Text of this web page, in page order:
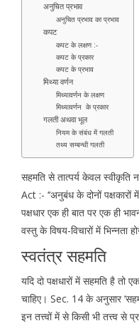
अनुचित प्रभाव
अनुचित प्रभाव का प्रभाव
कपट
कपट के लक्षण :-
कपट के प्रकार
कपट के प्रभाव
मिथ्या वर्णन
मिथ्यावर्णन के लक्षण
मिथ्यावर्णन के प्रकार
गलती अथवा भूल
नियम के संबंध में गलती
तथ्य सम्बन्धी गलती
सहमति से तात्पर्य केवल
Act :- ‘‘अनुबंध के दोनों
पक्षधार एक ही बात पर एक ही
वस्तु के विषय-विचारों में भिन्नता
स्वतंत्र सहमति
यदि दो पक्षधारों में सहमति है
चाहिए। Sec. 14 के अनुसार
इन तत्त्वों में से किसी भी तत्त्व से